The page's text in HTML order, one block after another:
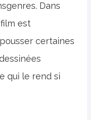
Dans
est
certaines
qui le rend si